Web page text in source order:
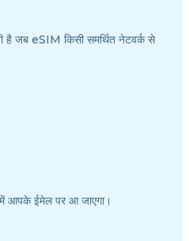
है जब eSIM किसी समर्थित नेटवर्क से
आपके ईमेल पर आ जाएगा।